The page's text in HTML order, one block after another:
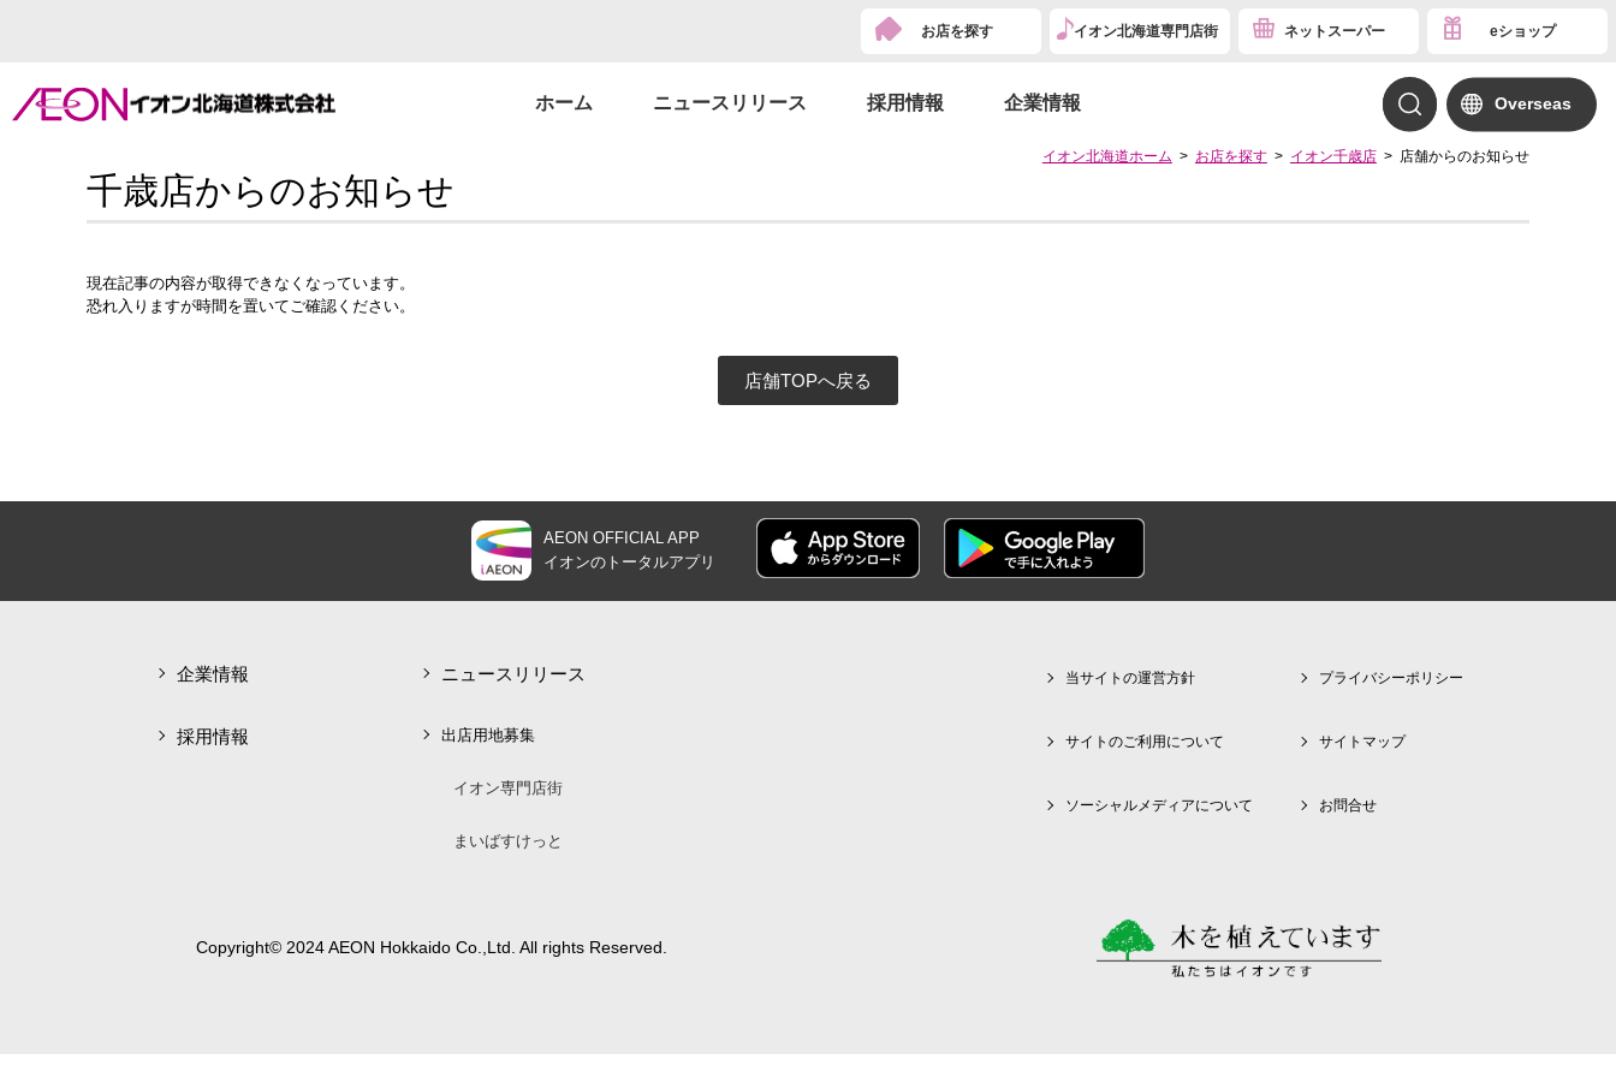
お店を探す イオン北海道専門店街 ネットスーパー eショップ
ホーム ニュースリリース 採用情報 企業情報 Overseas
イオン北海道ホーム お店を探す イオン千歳店 店舗からのお知らせ
千歳店からのお知らせ
現在記事の内容が取得できなくなっています。
恐れ入りますが時間を置いてご確認ください。
店舗TOPへ戻る
AEON OFFICIAL APP
イオンの トータルアプリ
企業情報
採用情報
ニュースリリース
出店用地募集
イオン専門店街
まいばすけっと
当サイトの運営方針
サイトのご利用について
ソーシャルメディアについて
プライバシーポリシー
サイトマップ
お問合せ
Copyright© 2024 AEON Hokkaido Co.,Ltd. All rights Reserved.